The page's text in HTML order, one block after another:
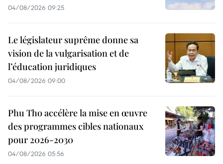
04/08/2026 09:25
Le législateur suprême donne sa
vision de la vulgarisation et de
l’éducation juridiques
04/08/2026 09:00
Phu Tho accélère la mise en œuvre
des programmes cibles nationaux
pour 2026-2030
04/08/2026 05:56